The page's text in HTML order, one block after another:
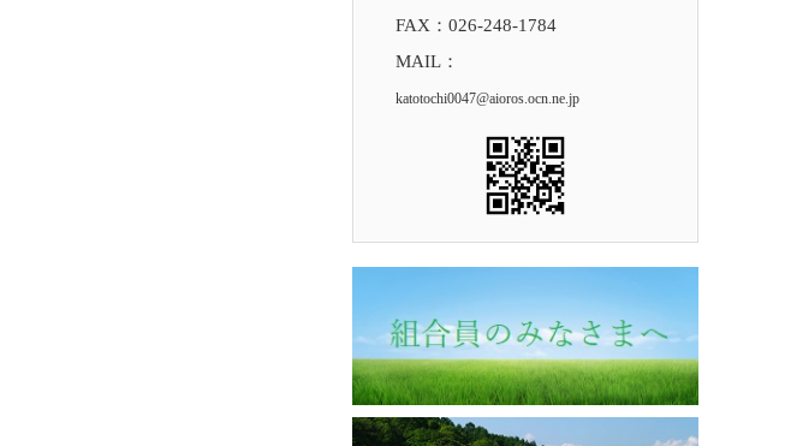
FAX：026-248-1784
MAIL：
katotochi0047@aioros.ocn.ne.jp